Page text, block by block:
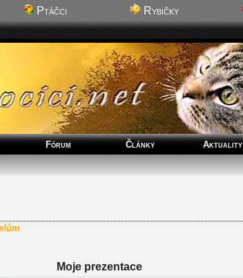
Ptáčci Rybičky
Fórum Články Aktuality
Moje prezentace